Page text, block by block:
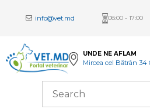
info@vet.md 08:00 - 17:00
UNDE NE AFLAM
Mircea cel Bătrân 34